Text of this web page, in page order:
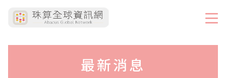
最新消息